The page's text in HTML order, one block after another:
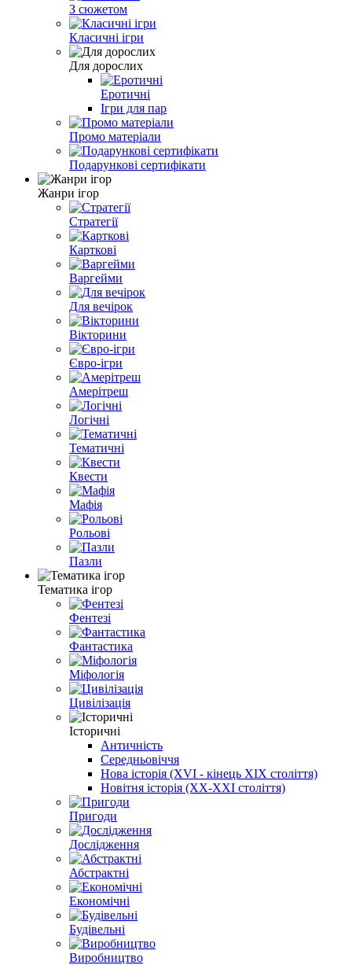
З сюжетом
Класичні ігри
Для дорослих
Еротичні
Ігри для пар
Промо матеріали
Подарункові сертифікати
Жанри ігор
Стратегії
Карткові
Варгейми
Для вечірок
Вікторини
Євро-ігри
Амерітреш
Логічні
Тематичні
Квести
Мафія
Рольові
Пазли
Тематика ігор
Фентезі
Фантастика
Міфологія
Цивілізація
Історичні
Античність
Середньовіччя
Нова історія (XVI - кінець XIX століття)
Новітня історія (XX-XXI століття)
Пригоди
Дослідження
Абстрактні
Економічні
Будівельні
Виробництво